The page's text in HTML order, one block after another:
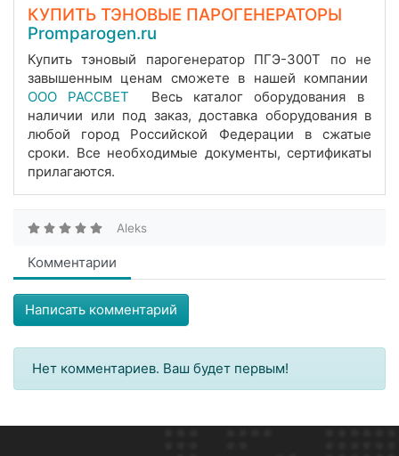
КУПИТЬ ТЭНОВЫЕ ПАРОГЕНЕРАТОРЫ
Promparogen.ru
Купить тэновый парогенератор ПГЭ-300Т по не
завышенным ценам сможете в нашей компании
ООО РАССВЕТ
Весь каталог оборудования в
наличии или под заказ, доставка оборудования в
любой город Российской Федерации в сжатые
сроки. Все необходимые документы, сертификаты
прилагаются.
Aleks
Комментарии
Написать комментарий
Нет комментариев. Ваш будет первым!